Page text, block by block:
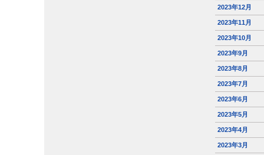
2023年12月
2023年11月
2023年10月
2023年9月
2023年8月
2023年7月
2023年6月
2023年5月
2023年4月
2023年3月